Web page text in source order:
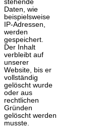
stehende
Daten, wie
beispielsweise
IP-Adressen,
werden
gespeichert.
Der Inhalt
verbleibt auf
unserer
Website, bis er
vollständig
gelöscht wurde
oder aus
rechtlichen
Gründen
gelöscht werden
musste.